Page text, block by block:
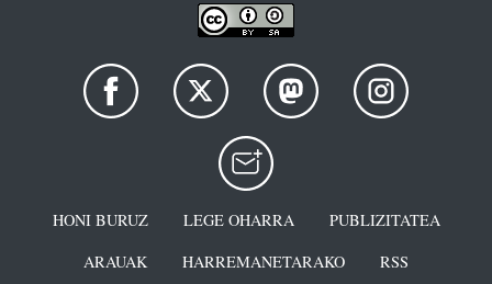
HONI BURUZ LEGE OHARRA
PUBLIZITATEA
ARAUAK
HARREMANETARAKO RSS